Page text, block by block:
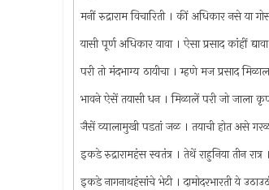
मनीं रुद्राराम विचारिती । कीं अधिकार नसे या
यासी पूर्ण अधिकार यावा । ऐसा प्रसाद कांहीं
परी तो मंदभाग्य ठायीचा । म्हणे मज प्रसाद
भावने ऐसें तयासी धन । मिळालें परी जो जाला
जैसें व्यालामुखी पडतां जळ । तयाची होत असे
इकडे रुद्रारामहंस स्वतंत्र । तेथें राहुनिया तीन
इकडे नागनाथहंसांचे भेटी । दामोदरभारती ये